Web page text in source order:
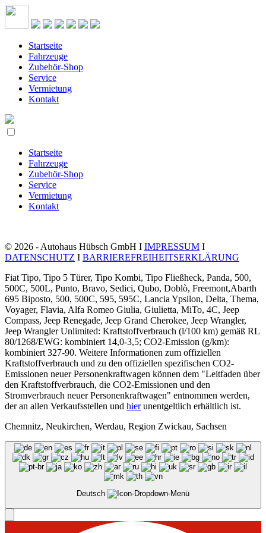
Startseite
Fahrzeuge
Zubehör-Shop
Service
Vermietung
Kontakt
Startseite
Fahrzeuge
Zubehör-Shop
Service
Vermietung
Kontakt
© 2026 - Autohaus Hübsch GmbH I IMPRESSUM I
DATENSCHUTZ I BARRIEREFREIHEITSERKLÄRUNG
Fiat Tipo, Tipo 5 Türer, Tipo Kombi, Tipo Fließheck, Panda, 500,
500C, 500L, Punto, Bravo, Sedici, Qubo, Doblò, Freemont,Abarth
695 Biposto, 500, 500C, 595, 595C, Lancia Ypsilon, Delta, Thema,
Voyager, Flavia, Alfa Romeo Giulia, Giulietta, MiTo, 4C, Jeep
Compass, Jeep Renegade, Jeep Grand Cherokee, Jeep Wrangler,
Jeep Wrangler Unlimited: Kraftstoffverbrauch (l/100 km) gemäß RL
80/1268/EWG: kombiniert 14,0-3,5; CO2-Emission (g/km):
kombiniert 327-90. Weitere Informationen zum offiziellen
Kraftstoffverbrauch und zu den offiziellen spezifischen CO2-
Emissionen neuer Personenkraftwagen können dem "Leitfaden über
den Kraftstoffverbrauch, die CO2-Emissionen und den
Stromverbrauch neuer Personenkraftwagen" entnommen werden,
der an allen Verkaufsstellen und hierunentgeltlich erhältlich ist.
Chemnitz, Neukirchen, Werdau, Region Zwickau, Sachsen
Deutsch